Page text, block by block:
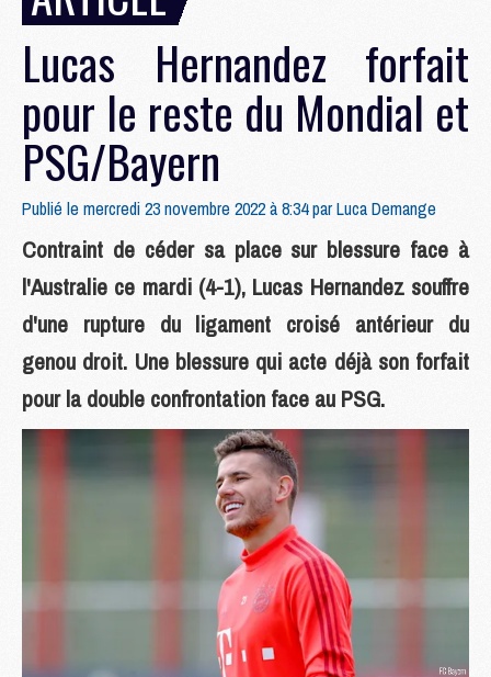
Lucas Hernandez forfait
pour le reste du Mondial et
PSG/Bayern
Publié le mercredi 23 novembre 2022 à 8:34 parLuca Demange
Contraint de céder sa place sur blessure face à
l'Australie ce mardi (4-1), Lucas Hernandez souffre
d'une rupture du ligament croisé antérieur du
genou droit. Une blessure qui acte déjà son forfait
pour la double confrontation face au PSG.